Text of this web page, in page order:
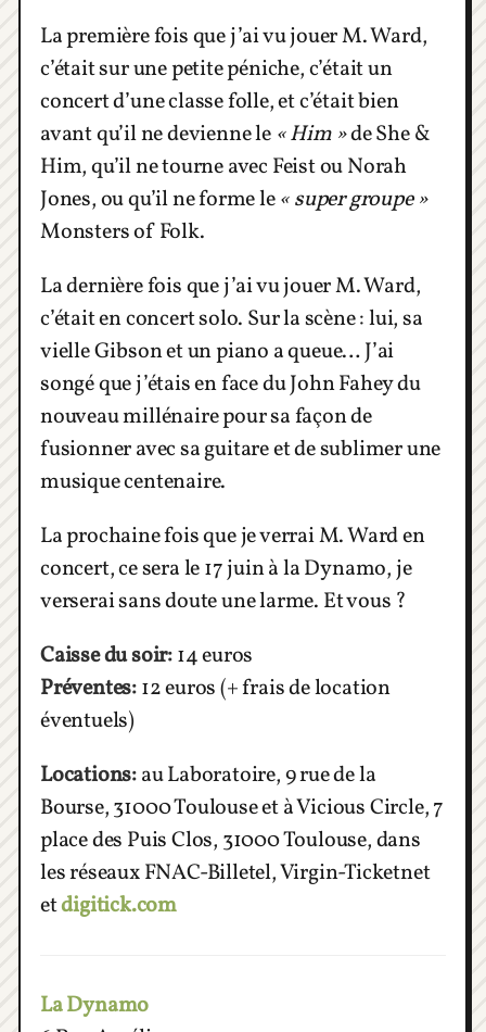
La première fois que j’ai vu jouer M. Ward,
c’était sur une petite péniche, c’était un
concert d’une classe folle, et c’était bien
avant qu’il ne devienne le « Him »de She &
Him, qu’il ne tourne avec Feist ou Norah
Jones, ou qu’il ne forme le« super groupe »
Monsters of Folk.
La dernière fois que j’ai vu jouer M. Ward,
c’était en concert solo. Sur la scène : lui, sa
vielle Gibson et un piano a queue… J’ai
songé que j’étais en face du John Fahey du
nouveau millénaire pour sa façon de
fusionner avec sa guitare et de sublimer une
musique centenaire.
La prochaine fois que je verrai M. Ward en
concert, ce sera le 17 juin à la Dynamo, je
verserai sans doute une larme. Et vous ?
Caisse du soir:14 euros
Préventes:12 euros (+ frais de location
éventuels)
Locations:au Laboratoire, 9 rue de la
Bourse, 31000 Toulouse et à Vicious Circle, 7
place des Puis Clos, 31000 Toulouse, dans
les réseaux FNAC-Billetel, Virgin-Ticketnet
etdigitick.com
La Dynamo